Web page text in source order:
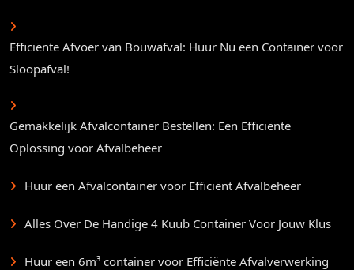
Efficiënte Afvoer van Bouwafval: Huur Nu een Container voor
Sloopafval!
Gemakkelijk Afvalcontainer Bestellen: Een Efficiënte
Oplossing voor Afvalbeheer
Huur een Afvalcontainer voor Efficiënt Afvalbeheer
Alles Over De Handige 4 Kuub Container Voor Jouw Klus
Huur een 6m³ container voor Efficiënte Afvalverwerking